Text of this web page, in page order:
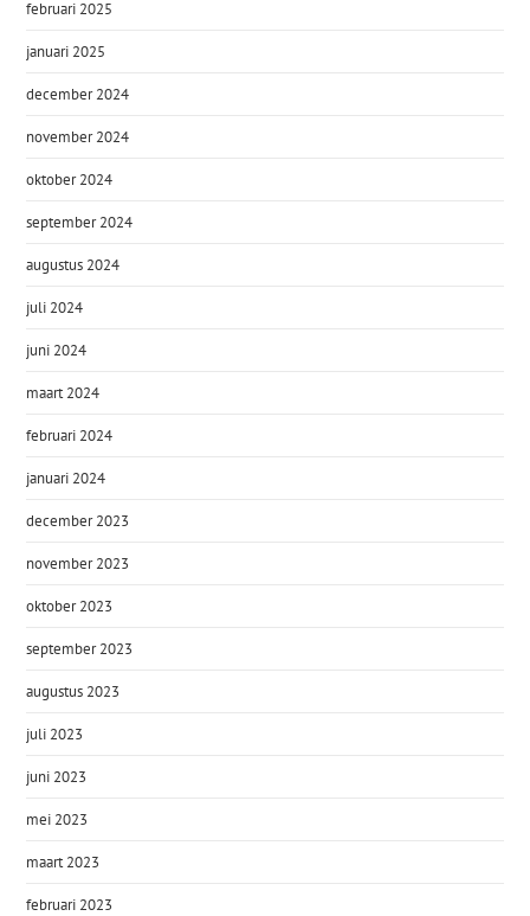
februari 2025
januari 2025
december 2024
november 2024
oktober 2024
september 2024
augustus 2024
juli 2024
juni 2024
maart 2024
februari 2024
januari 2024
december 2023
november 2023
oktober 2023
september 2023
augustus 2023
juli 2023
juni 2023
mei 2023
maart 2023
februari 2023